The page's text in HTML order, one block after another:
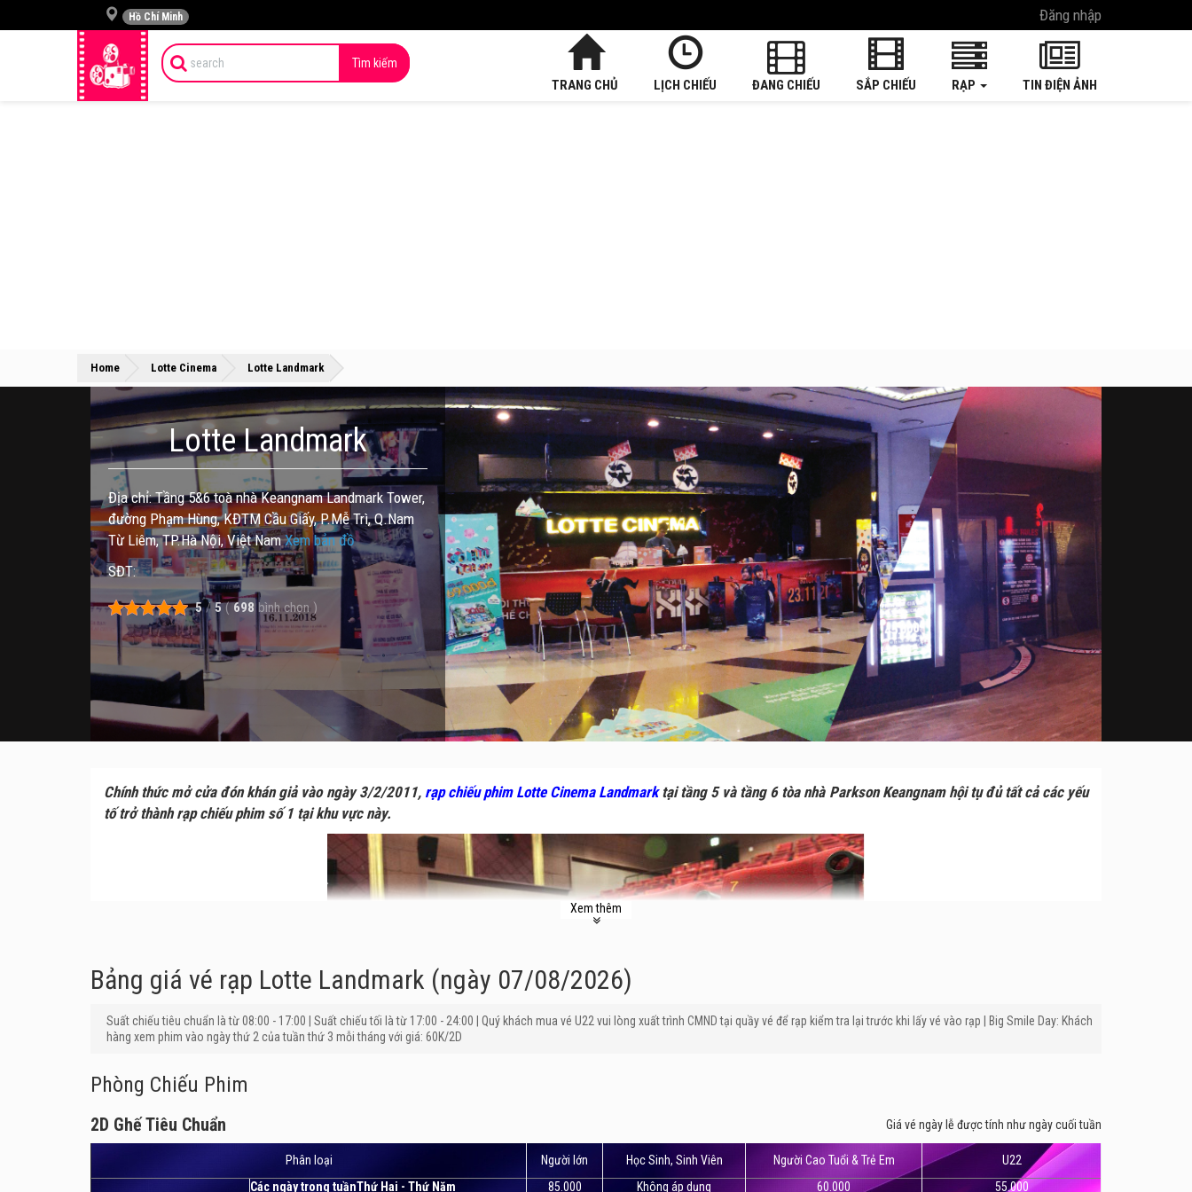
Hồ Chí Minh Đăng nhập
Tìm kiếm
TRANG CHỦ LỊCH CHIẾU ĐANG CHIẾU SẮP CHIẾU RẠP TIN ĐIỆN ẢNH
Home »
Lotte Cinema »
Lotte Landmark
Lotte Landmark
Địa chỉ: Tầng 5&6 toà nhà Keangnam Landmark Tower,
đường Phạm Hùng, KĐTM Cầu Giấy, P.Mễ Trì, Q.Nam
Từ Liêm, TP.Hà Nội, Việt NamXem bản đồ
SĐT:
5 / 5 ( 698 bình chọn )
Chính thức mở cửa đón khán giả vào ngày 3/2/2011, rạp chiếu phim Lotte Cinema Landmarktại tầng 5 và tầng 6 tòa nhà Parkson Keangnam hội tụ đủ tất cả các yếu
tố trở thành rạp chiếu phim số 1 tại khu vực này.
So sánh với các rạp chiếu phim khác trong khu vực như Platium The Garden, Beta; rạp chiếu phim Lotte Cinema Landmarkcó những ưu điểm vượt trội như:
Lotte Cinema Landmark nằm ngay tại ngã tư giao nhau giữa đường Phạm Hùng, Dương Đình Nghệ và Mễ Trì. Vị trí này dễ tìm hơn rất nhiều so với Platium trong
Xem thêm
Bảng giá vé rạp Lotte Landmark (ngày 07/08/2026)
Suất chiếu tiêu chuẩn là từ 08:00 - 17:00 | Suất chiếu tối là từ 17:00 - 24:00 | Quý khách mua vé U22 vui lòng xuất trình CMND tại quầy vé để rạp kiểm tra lại trước khi lấy vé vào rạp | Big Smile Day: Khách
hàng xem phim vào ngày thứ 2 của tuần thứ 3 mỗi tháng với giá: 60K/2D
Phòng Chiếu Phim
2D Ghế Tiêu Chuẩn Giá vé ngày lễ được tính như ngày cuối tuần
2D Ghế Tiêu Chuẩn
Phân loại
Người lớn Học Sinh, Sinh Viên Người Cao Tuổi & Trẻ Em U22
Các ngày trong tuầnThứ Hai - Thứ Năm 85.000 Không áp dụng 60.000
55.000